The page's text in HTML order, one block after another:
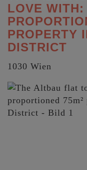
LOVE
PROPERTY
DISTRICT
1030 Wien